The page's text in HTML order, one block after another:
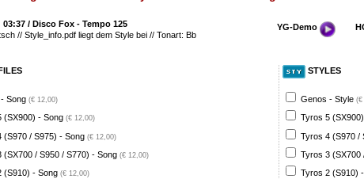
/ Disco Fox - Tempo 125
// Style_info.pdf liegt dem Style bei // Tonart: Bb
YG-Demo
Song (€ 12,00)
(SX900) - Song (€ 12,00)
(S970 / S975) - Song (€ 12,00)
(SX700 / S950 / S770) - Song (€ 12,00)
(S910) - Song (€ 12,00)
STYLES
Genos - Style (€
Tyros 5
Tyros 4 (S970 /
Tyros 3 (SX700
Tyros 2 (S910)